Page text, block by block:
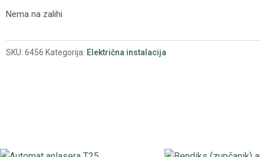
Nema na zalihi
SKU: 6456 Kategorija: Električna instalacija